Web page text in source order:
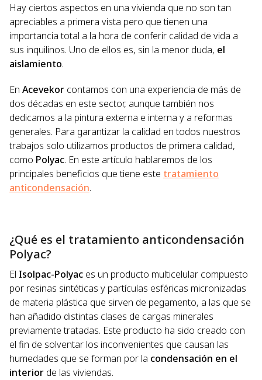
Hay ciertos aspectos en una vivienda que no son tan
apreciables a primera vista pero que tienen una
importancia total a la hora de conferir calidad de vida a
sus inquilinos. Uno de ellos es, sin la menor duda, el
aislamiento.
En Acevekor contamos con una experiencia de más de
dos décadas en este sector, aunque también nos
dedicamos a la pintura externa e interna y a reformas
generales. Para garantizar la calidad en todos nuestros
trabajos solo utilizamos productos de primera calidad,
como Polyac. En este artículo hablaremos de los
principales beneficios que tiene este tratamiento
anticondensación.
¿Qué es el tratamiento anticondensación
Polyac?
El Isolpac-Polyac es un producto multicelular compuesto
por resinas sintéticas y partículas esféricas micronizadas
de materia plástica que sirven de pegamento, a las que se
han añadido distintas clases de cargas minerales
previamente tratadas. Este producto ha sido creado con
el fin de solventar los inconvenientes que causan las
humedades que se forman por la condensación en el
interior de las viviendas.